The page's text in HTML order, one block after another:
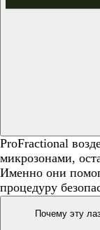
ProFractional
микрозонами,
Именно они
процедуру
Почему эту